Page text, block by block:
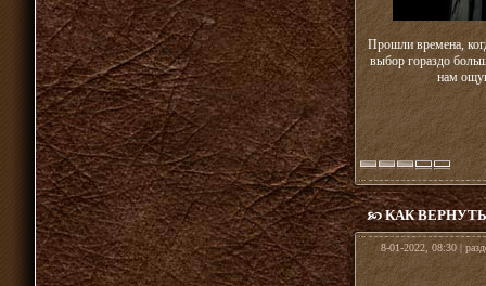
Прошли времена,
выбор гораздо
нам
КАК
8-01-2022, 08:30 |